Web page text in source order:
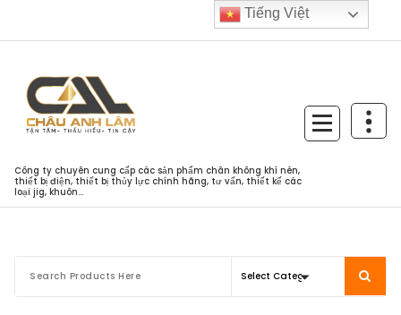
Công ty chuyên cung cấp các sản phẩm chân không khí nén,
thiết bị điện, thiết bị thủy lực chính hãng, tư vấn, thiết kế các
loại jig, khuôn...
Tiếng Việt